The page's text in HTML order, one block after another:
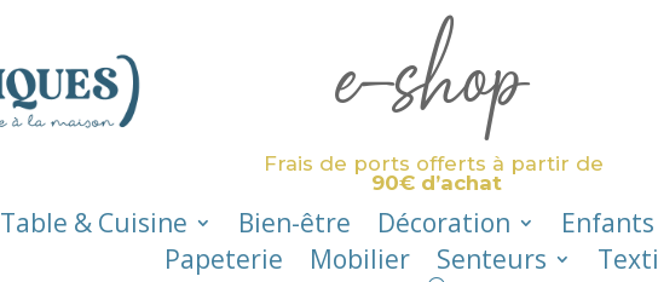
e-shop
Frais de ports offerts à partir de
90€ d’achat
Table & Cuisine Bien-être Décoration Enfants
Papeterie
Mobilier Senteurs